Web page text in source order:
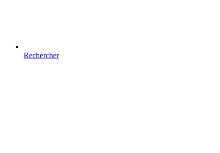
Rechercher